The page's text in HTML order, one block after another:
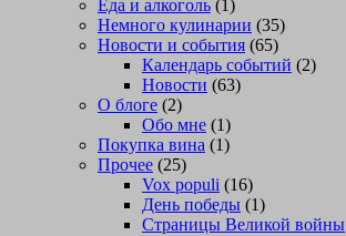
Еда и алкоголь (1)
Немного кулинарии (35)
Новости и события (65)
Календарь событий (2)
Новости (63)
О блоге (2)
Обо мне (1)
Покупка вина (1)
Прочее (25)
Vox populi (16)
День победы (1)
Страницы Великой войны